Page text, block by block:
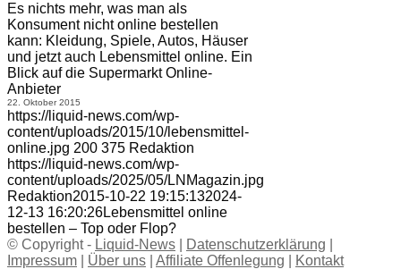
Es nichts mehr, was man als
Konsument nicht online bestellen
kann: Kleidung, Spiele, Autos, Häuser
und jetzt auch Lebensmittel online. Ein
Blick auf die Supermarkt Online-
Anbieter
22. Oktober 2015
https://liquid-news.com/wp-
content/uploads/2015/10/lebensmittel-
online.jpg 200 375 Redaktion
https://liquid-news.com/wp-
content/uploads/2025/05/LNMagazin.jpg
Redaktion2015-10-22 19:15:132024-
12-13 16:20:26Lebensmittel online
bestellen – Top oder Flop?
© Copyright - Liquid-News Datenschutzerklärung
Impressum
Über uns Affiliate Offenlegung
Kontakt